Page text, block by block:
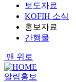
보도자료
KOFIH 소식
홍보자료
간행물
맨 위로
알림홍보